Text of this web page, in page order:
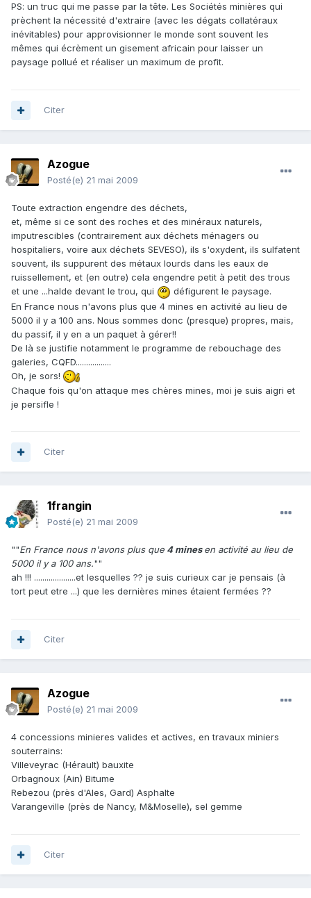
PS: un truc qui me passe par la tête. Les Sociétés minières qui
prèchent la nécessité d'extraire (avec les dégats collatéraux
inévitables) pour approvisionner le monde sont souvent les
mêmes qui écrèment un gisement africain pour laisser un
paysage pollué et réaliser un maximum de profit.
Citer
Azogue
Posté(e) 21 mai 2009
Toute extraction engendre des déchets,
et, même si ce sont des roches et des minéraux naturels,
imputrescibles (contrairement aux déchets ménagers ou
hospitaliers, voire aux déchets SEVESO), ils s'oxydent, ils sulfatent
souvent, ils suppurent des métaux lourds dans les eaux de
ruissellement, et (en outre) cela engendre petit à petit des trous
et une ...halde devant le trou, qui
défigurent le paysage.
En France nous n'avons plus que 4 mines en activité au lieu de
5000 il y a 100 ans. Nous sommes donc (presque) propres, mais,
du passif, il y en a un paquet à gérer!!
De là se justifie notamment le programme de rebouchage des
galeries, CQFD.................
Oh, je sors!
Chaque fois qu'on attaque mes chères mines, moi je suis aigri et
je persifle !
Citer
1frangin
Posté(e) 21 mai 2009
""En France nous n'avons plus que 4 minesen activité au lieu de
5000 il y a 100 ans.""
ah !!! ....................et lesquelles ?? je suis curieux car je pensais (à
tort peut etre ...) que les dernières mines étaient fermées ??
Citer
Azogue
Posté(e) 21 mai 2009
4 concessions minieres valides et actives, en travaux miniers
souterrains:
Villeveyrac (Hérault) bauxite
Orbagnoux (Ain) Bitume
Rebezou (près d'Ales, Gard) Asphalte
Varangeville (près de Nancy, M&Moselle), sel gemme
Citer